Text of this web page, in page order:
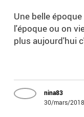
Une belle
l'époque ou on
plus aujourd'hui
nina83
30/mars/